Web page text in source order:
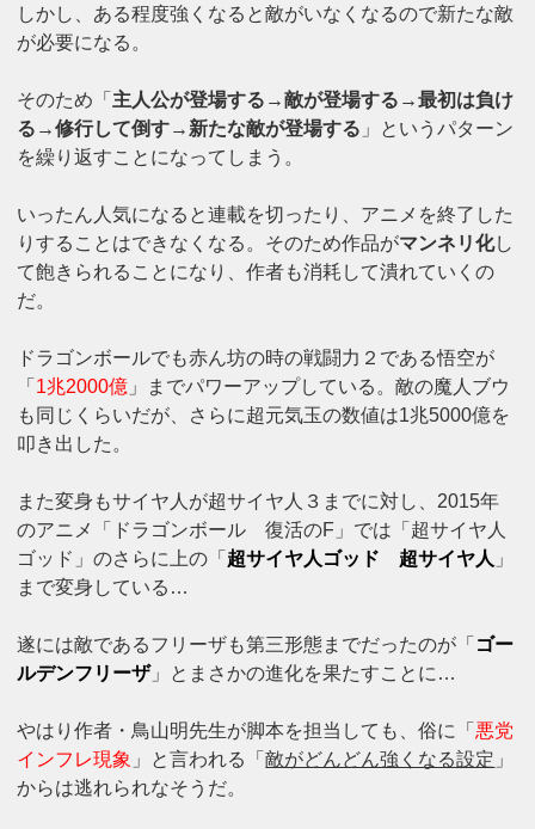
しかし、ある程度強くなると敵がいなくなるので新たな敵
が必要になる。
そのため「 主人公が登場する→敵が登場する→最初は負け
る→修行して倒す→新たな敵が登場する 」というパターン
を繰り返すことになってしまう。
いったん人気になると連載を切ったり、アニメを終了した
りすることはできなくなる。そのため作品がマンネリ化し
て飽きられることになり、作者も消耗して潰れていくの
だ。
ドラゴンボールでも赤ん坊の時の戦闘力２である悟空が
「 1兆2000億 」までパワーアップしている。敵の魔人ブウ
も同じくらいだが、さらに超元気玉の数値は1兆5000億を
叩き出した。
また変身もサイヤ人が超サイヤ人３までに対し、2015年
のアニメ「ドラゴンボール 復活のF」では「超サイヤ人
ゴッド」のさらに上の「 超サイヤ人ゴッド 超サイヤ人 」
まで変身している…
遂には敵であるフリーザも第三形態までだったのが「 ゴー
ルデンフリーザ」とまさかの進化を果たすことに…
やはり作者・鳥山明先生が脚本を担当しても、俗に「 悪党
インフレ現象 」と言われる「敵がどんどん強くなる設定 」
からは逃れられなそうだ。